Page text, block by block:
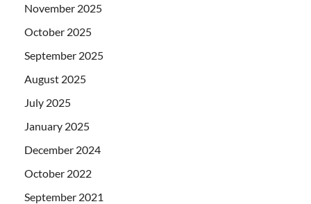
November 2025
October 2025
September 2025
August 2025
July 2025
January 2025
December 2024
October 2022
September 2021